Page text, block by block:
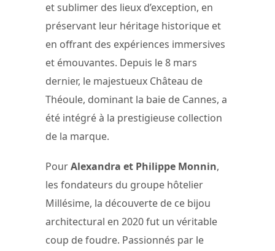
et sublimer des lieux d’exception, en
préservant leur héritage historique et
en offrant des expériences immersives
et émouvantes. Depuis le 8 mars
dernier, le majestueux Château de
Théoule, dominant la baie de Cannes, a
été intégré à la prestigieuse collection
de la marque.
PourAlexandra et Philippe Monnin,
les fondateurs du groupe hôtelier
Millésime, la découverte de ce bijou
architectural en 2020 fut un véritable
coup de foudre. Passionnés par le